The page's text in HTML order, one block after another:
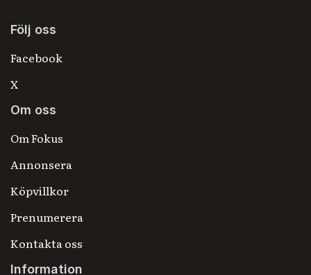
Följ oss
Facebook
X
Om oss
Om Fokus
Annonsera
Köpvillkor
Prenumerera
Kontakta oss
Information